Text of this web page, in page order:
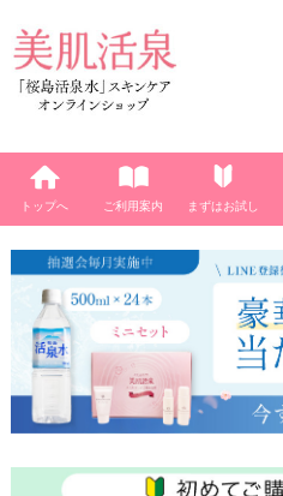
トップへ ご利用案内 まずはお試し